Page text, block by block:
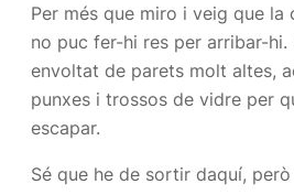
Per més que miro i veig que la
no puc fer-hi res per arribar-hi.
envoltat de parets molt altes,
punxes i trossos de vidre per
escapar.
Sé que he de sortir daquí,